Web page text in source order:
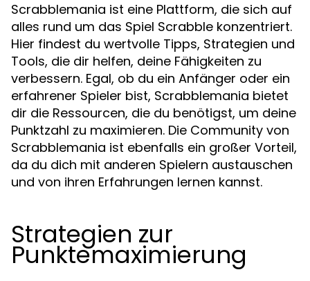
Scrabblemania ist eine Plattform, die sich auf
alles rund um das Spiel Scrabble konzentriert.
Hier findest du wertvolle Tipps, Strategien und
Tools, die dir helfen, deine Fähigkeiten zu
verbessern. Egal, ob du ein Anfänger oder ein
erfahrener Spieler bist, Scrabblemania bietet
dir die Ressourcen, die du benötigst, um deine
Punktzahl zu maximieren. Die Community von
Scrabblemania ist ebenfalls ein großer Vorteil,
da du dich mit anderen Spielern austauschen
und von ihren Erfahrungen lernen kannst.
Strategien zur
Punktemaximierung